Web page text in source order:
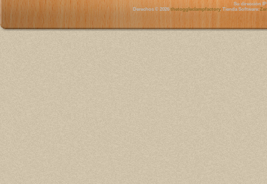
Su dirección IP
Derechos © 2026 thetoggleclampfactory. Tienda Software: